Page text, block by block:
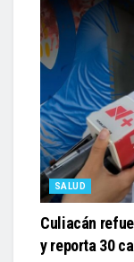
SALUD
Culiacán
y reporta 30